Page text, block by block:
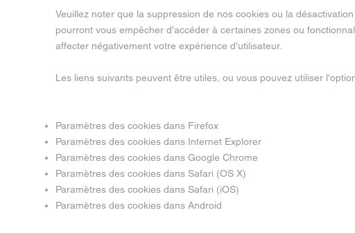
Veuillez noter que la suppression de nos cookies ou la
pourront vous empêcher d'accéder à certaines zones ou
affecter négativement votre expérience d'utilisateur.
Les liens suivants peuvent être utiles, ou vous pouvez utiliser
Paramètres des cookies dans Firefox
Paramètres des cookies dans Internet Explorer
Paramètres des cookies dans Google Chrome
Paramètres des cookies dans Safari (OS X)
Paramètres des cookies dans Safari (iOS)
Paramètres des cookies dans Android